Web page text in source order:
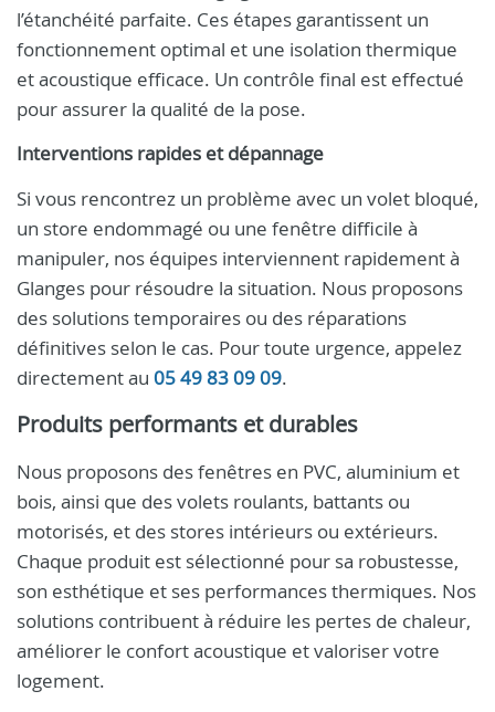
l’étanchéité parfaite. Ces étapes garantissent un
fonctionnement optimal et une isolation thermique
et acoustique efficace. Un contrôle final est effectué
pour assurer la qualité de la pose.
Interventions rapides et dépannage
Si vous rencontrez un problème avec un volet bloqué,
un store endommagé ou une fenêtre difficile à
manipuler, nos équipes interviennent rapidement à
Glanges pour résoudre la situation. Nous proposons
des solutions temporaires ou des réparations
définitives selon le cas. Pour toute urgence, appelez
directement au 05 49 83 09 09.
Produits performants et durables
Nous proposons des fenêtres en PVC, aluminium et
bois, ainsi que des volets roulants, battants ou
motorisés, et des stores intérieurs ou extérieurs.
Chaque produit est sélectionné pour sa robustesse,
son esthétique et ses performances thermiques. Nos
solutions contribuent à réduire les pertes de chaleur,
améliorer le confort acoustique et valoriser votre
logement.